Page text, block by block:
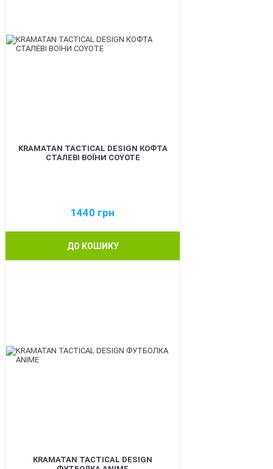
KRAMATAN TACTICAL DESIGN КОФТА
СТАЛЕВІ ВОЇНИ COYOTE
1440 грн
ДО КОШИКУ
KRAMATAN TACTICAL DESIGN